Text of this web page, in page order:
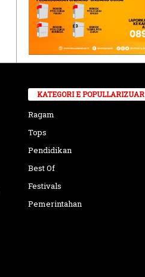
KATEGORI E POPULLARIZUAR
Ragam
Tops
Pendidikan
Best Of
Festivals
Pemerintahan